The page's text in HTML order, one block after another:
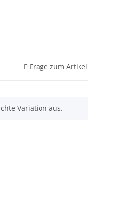
Frage zum Artikel
Variation aus.